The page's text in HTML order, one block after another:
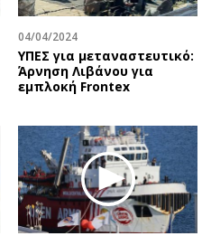
04/04/2024
ΥΠΕΣ για μεταναστευτικό:
Άρνηση Λιβάνου για
εμπλοκή Frontex